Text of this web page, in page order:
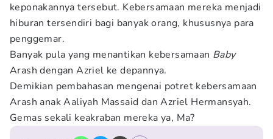
keponakannya tersebut. Kebersamaan mereka menjadi
hiburan tersendiri bagi banyak orang, khususnya para
penggemar.
Banyak pula yang menantikan kebersamaan Baby
Arash dengan Azriel ke depannya.
Demikian pembahasan mengenai potret kebersamaan
Arash anak Aaliyah Massaid dan Azriel Hermansyah.
Gemas sekali keakraban mereka ya, Ma?